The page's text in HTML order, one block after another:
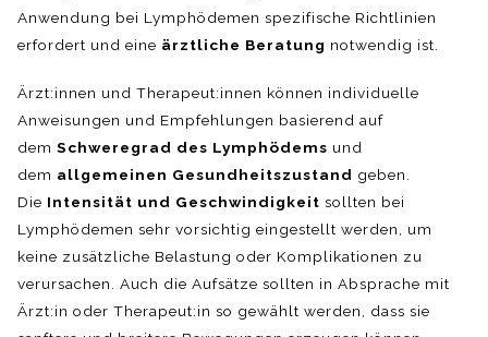
Anwendung bei Lymphödemen spezifische Richtlinien
erfordert und eine ärztliche Beratung notwendig ist.
Ärzt:innen und Therapeut:innen können individuelle
Anweisungen und Empfehlungen basierend auf
dem Schweregrad des Lymphödems und
dem allgemeinen Gesundheitszustand geben.
Die Intensität und Geschwindigkeit sollten bei
Lymphödemen sehr vorsichtig eingestellt werden, um
keine zusätzliche Belastung oder Komplikationen zu
verursachen. Auch die Aufsätze sollten in Absprache mit
Ärzt:in oder Therapeut:in so gewählt werden, dass sie